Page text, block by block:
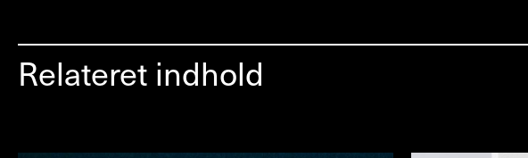
Relateret indhold